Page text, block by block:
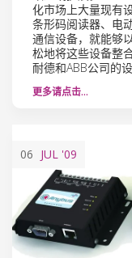
化市场上大量现有
条形码阅读器、电
通信设备，就能够
松地将这些设备整
耐德和ABB公司的设
更多请点击…
06 JUL '09